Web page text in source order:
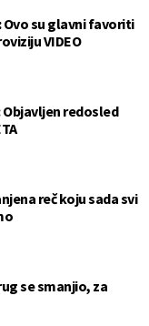
su glavni favoriti
VIDEO
redosled
reč koju sada svi
se smanjio, za